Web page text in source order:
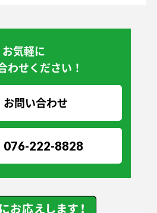
お気軽に
わせください！
お問い合わせ
076-222-8828